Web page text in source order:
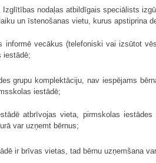
nodaļas atbildīgais speciālists
un īstenošanas vietu, kurus apstiprina
informē vecākus (telefoniski vai izsūtot
iestādē;
grupu komplektāciju, nav iespējams
iestādē;
atbrīvojas vieta, pirmskolas
var uzņemt bērnus;
ir brīvas vietas, tad bērnu uzņemšana